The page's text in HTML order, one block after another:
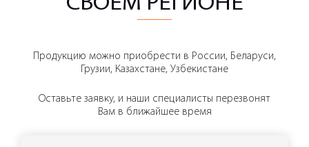
Продукцию можно приобрести в России, Беларуси,
Грузии, Казахстане, Узбекистане
Оставьте заявку, и наши специалисты перезвонят
Вам в ближайшее время